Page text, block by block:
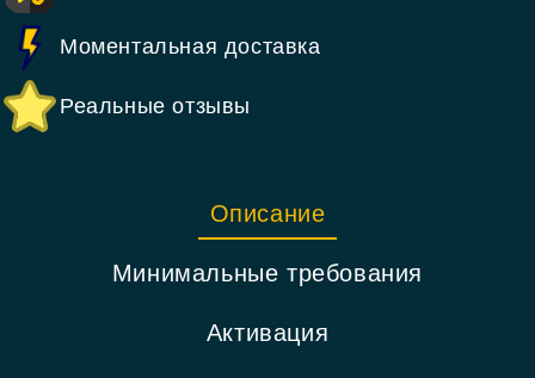
Моментальная доставка
Реальные отзывы
Описание
Минимальные требования
Активация